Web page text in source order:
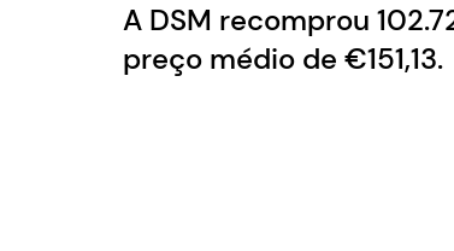
A DSM recomprou
preço médio de €151,13.